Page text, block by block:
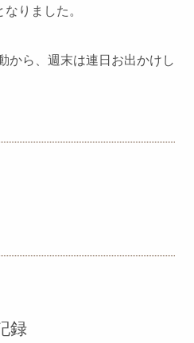
りました。
から、週末は連日お出かけし
録